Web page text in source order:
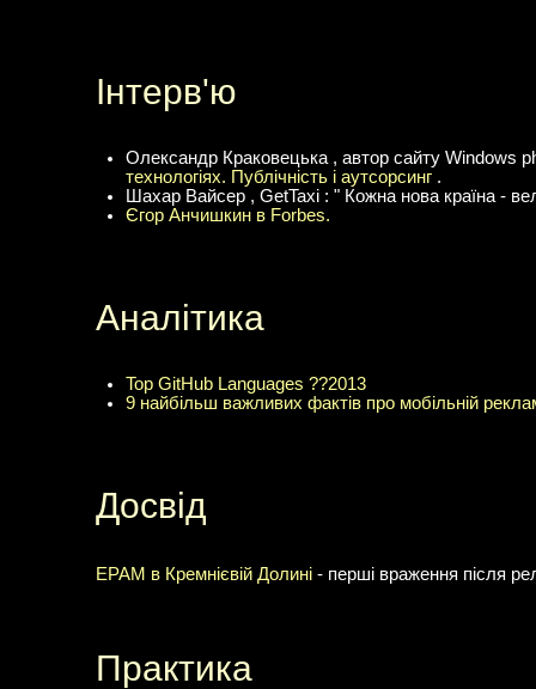
Інтерв'ю
Олександр Краковецька , автор сайту Windows
технологіях. Публічність і аутсорсинг .
Шахар Вайсер , GetTaxi : " Кожна нова країна -
Єгор Анчишкин в Forbes.
Аналітика
Top GitHub Languages ??2013
9 найбільш важливих фактів про мобільній
Досвід
EPAM в Кремнієвій Долині - перші враження після
Практика